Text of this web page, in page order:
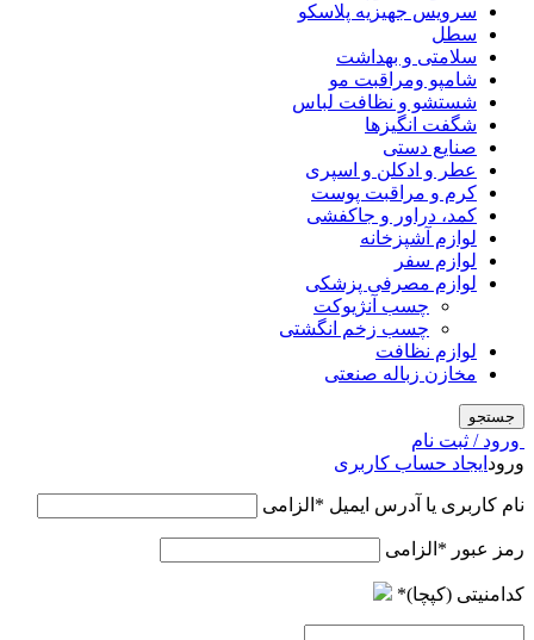
سرویس جهیزیه پلاسکو
سطل
سلامتی و بهداشت
شامپو ومراقبت مو
شستشو و نظافت لباس
شگفت انگیزها
صنایع دستی
عطر و ادکلن و اسپری
کرم و مراقبت پوست
کمد، دراور و جاکفشی
لوازم آشپزخانه
لوازم سفر
لوازم مصرفی پزشکی
چسب آنژیوکت
چسب زخم انگشتی
لوازم نظافت
مخازن زباله صنعتی
جستجو
ورود / ثبت نام
ورود ایجاد حساب کاربری
نام کاربری یا آدرس ایمیل * الزامی
رمز عبور * الزامی
کدامنیتی (کپچا)*